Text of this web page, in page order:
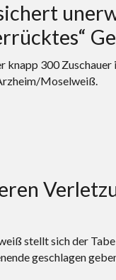
knapp 300
Moselweiß.
stellt sich der
geschlagen